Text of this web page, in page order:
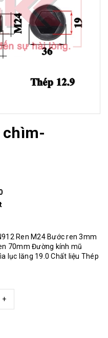
chìm-
Ren M24 Bước ren 3mm
70mm Đường kính mũ
lục lăng 19.0 Chất liệu Thép
+